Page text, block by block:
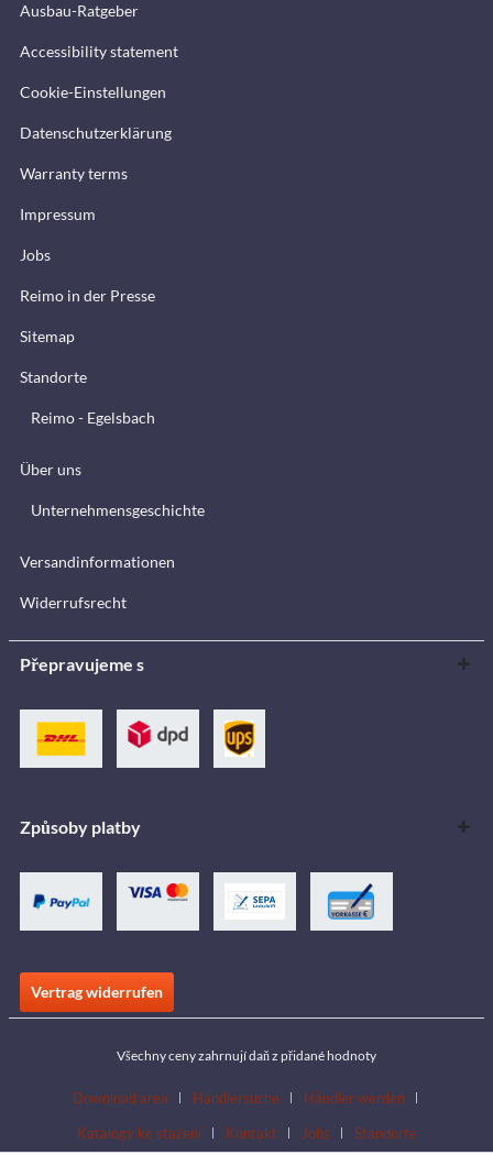
Ausbau-Ratgeber
Accessibility statement
Cookie-Einstellungen
Datenschutzerklärung
Warranty terms
Impressum
Jobs
Reimo in der Presse
Sitemap
Standorte
Reimo - Egelsbach
Über uns
Unternehmensgeschichte
Versandinformationen
Widerrufsrecht
Přepravujeme s
Způsoby platby
Vertrag widerrufen
Všechny ceny zahrnují daň z přidané hodnoty
Download area Händlersuche
Händler werden
Katalogy ke stažení
Kontakt Jobs Standorte